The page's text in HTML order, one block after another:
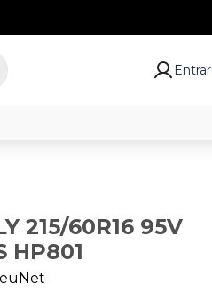
Entrar
215/60R16 95V
HP801